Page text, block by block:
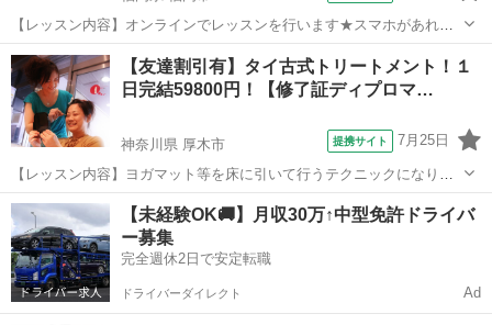
【レッスン内容】オンラインでレッスンを行います★スマホがあれば
OKです！ヨガマット等を床に引いて行うテクニックになります。レッ
スンは学科と実技を行い、体感して頂きます。お客様は洋服を脱がず
そのまま行います。お客様へ圧をゆっく...
福岡 福岡市 整体
【友達割引有】タイ古式トリートメント！１
日完結59800円！【修了証ディプロマ…
神奈川県 厚木市 提携サイト 7月25日
【レッスン内容】ヨガマット等を床に引いて行うテクニックになりま
す。レッスンは学科と実技を行い、体感して頂きます。お客様は洋服
を脱がずそのまま行います。お客様へ圧をゆっくり加えながら押して
いくテクニックと、ヨガの要素を兼ね備え...
神奈川 厚木市 マッサージ
【未経験OK🚚】月収30万↑中型免許ドライバ
ー募集
完全週休2日で安定転職
ドライバーダイレクト Ad